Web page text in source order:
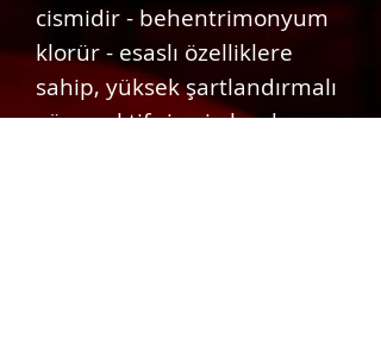
cismidir - behentrimonyum
klorür - esaslı özelliklere
sahip, yüksek şartlandırmalı
yüzey aktif cismi olarak